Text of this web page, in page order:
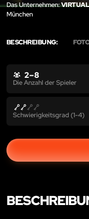
Das Unternehmen:
München
BESCHREIBUNG:
2 – 8
Die Anzahl der Spieler
Schwierigkeitsgrad (1-4)